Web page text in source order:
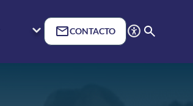
CONTACTO